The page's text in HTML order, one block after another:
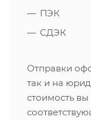
ПЭК
СДЭК
Отправки
так и на
стоимость вы